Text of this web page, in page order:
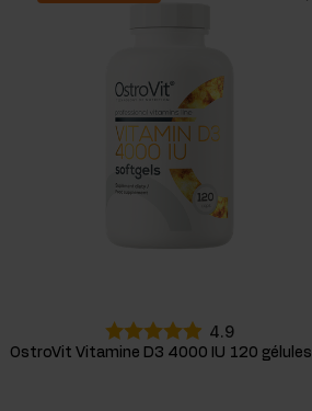
4.9
OstroVit Vitamine D3 4000 IU 120 gélules